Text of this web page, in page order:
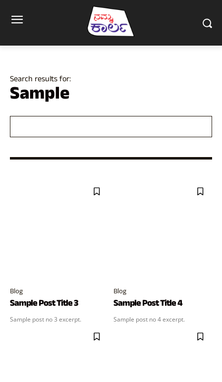
Search results for:
Sample
Blog
Sample Post Title 3
Sample post no 3 excerpt.
Blog
Sample Post Title 4
Sample post no 4 excerpt.